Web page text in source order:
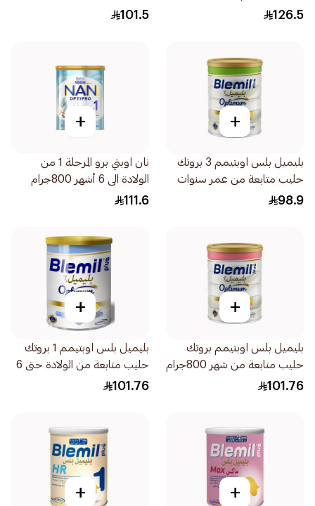
126.5
101.5
+
بليميل بلس اوبتيمم 3 بروتك
حليب متابعة من عمر سنوات
800جرام
98.9
+
نان اوبتي برو المرحلة 1 من
الولادة الى 6 أشهر 800جرام
111.6
+
بليميل بلس اوبتيمم بروتك
حليب متابعة من شهر 800جرام
101.76
+
بليميل بلس اوبتيمم 1 بروتك
حليب متابعة من الولادة حتى 6
أشهر 800جرام
101.76
+
+